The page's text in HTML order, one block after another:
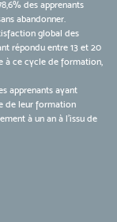
des apprenants
abandonner.
global des
répondu entre 13 et 20
à ce cycle de formation,
apprenants ayant
de leur formation
à un an à l'issu de